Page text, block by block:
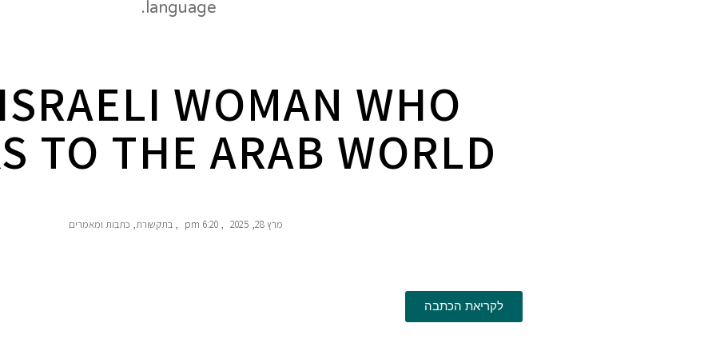
WOMAN WHO
TO THE ARAB WORLD
מרץ 28, 2025 ,
6:20 pm
, בתקשורת, כתבות ומאמרים
לקריאת הכתבה